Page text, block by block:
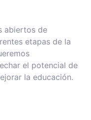
abiertos de
etapas de la
el potencial de
la educación.